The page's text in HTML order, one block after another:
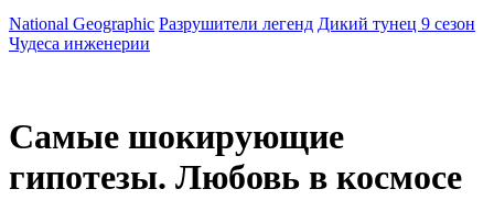
National Geographic Разрушители легенд Дикий тунец 9 сезон
Чудеса инженерии
Самые шокирующие
гипотезы. Любовь в космосе